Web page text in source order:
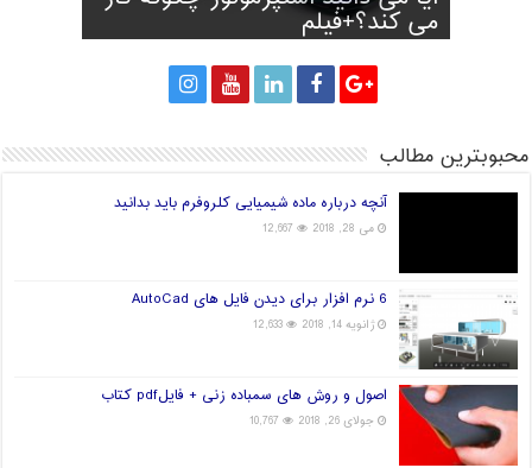
می کند؟+فیلم
پرینتر سه بعدی
جهان در دست چین خواهد بود؟
پا
قارچ و تولید برق!
محبوبترین مطالب
آنچه درباره ماده شیمیایی کلروفرم باید بدانید
می 28, 2018 12,667
6 نرم افزار برای دیدن فایل های AutoCad
ژانویه 14, 2018 12,633
اصول و روش های سمباده زنی + فایلpdf کتاب
جولای 26, 2018 10,767